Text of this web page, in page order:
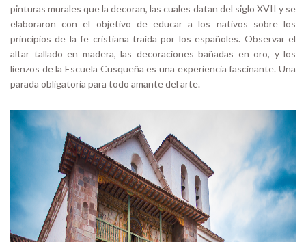
pinturas murales que la decoran, las cuales datan del siglo XVII y se
elaboraron con el objetivo de educar a los nativos sobre los
principios de la fe cristiana traída por los españoles. Observar el
altar tallado en madera, las decoraciones bañadas en oro, y los
lienzos de la Escuela Cusqueña es una experiencia fascinante. Una
parada obligatoria para todo amante del arte.